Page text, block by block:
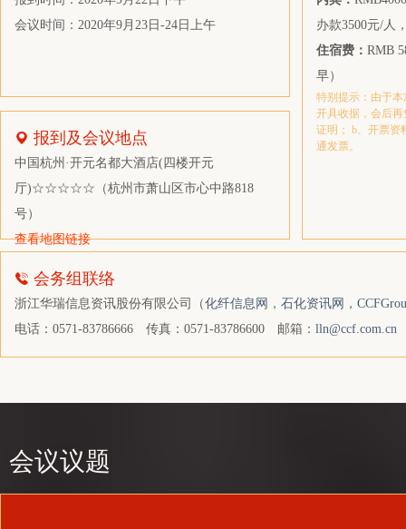
会议时间：2020年9月23日-24日上午
报到及会议地点
中国杭州·开元名都大酒店(四楼开元
厅)☆☆☆☆☆（杭州市萧山区市心中路818
号）
查看地图链接
办款3500元/人
住宿费： RMB
早）
特别提示：由于
开具收据，会后
证明； b、开票资
通发票。
会务组联络
浙江华瑞信息资讯股份有限公司（化纤信息网 ， 石化资讯网 ，
电话：0571-83786666
传真：0571-83786600 邮箱： lln@ccf.com.cn
会议议题
天津市大运有限公司
上海竹享贸易有限公司
张家港扬子江保税贸易有限公司
建发物流集团有限公司
成都豪杰塑料科技有限公司
四川能投化学新材料有限公司
联泓化工销售有限公司
福化工贸（漳州）有限公司